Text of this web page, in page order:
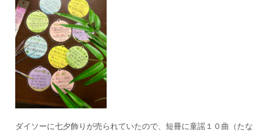
ダイソーに七夕飾りが売られていたので、短冊に童謡１０曲（たな